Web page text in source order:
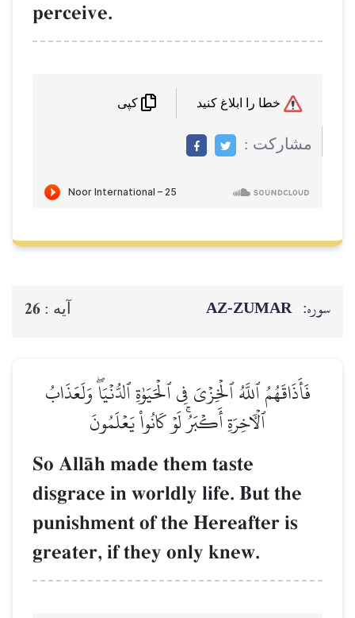
perceive.
مشاركت :
سوره: AZ-ZUMAR آيه : 26
فَأَذَاقَهُمُ ٱللَّهُ ٱلۡخِزۡيَ فِي ٱلۡحَيَوٰةِ ٱلدُّنۡيَاۖ وَلَعَذَابُ
ٱلۡأٓخِرَةِ أَكۡبَرُۚ لَوۡ كَانُواْ يَعۡلَمُونَ
So AllŒh made them taste
disgrace in worldly life. But the
punishment of the Hereafter is
greater, if they only knew.